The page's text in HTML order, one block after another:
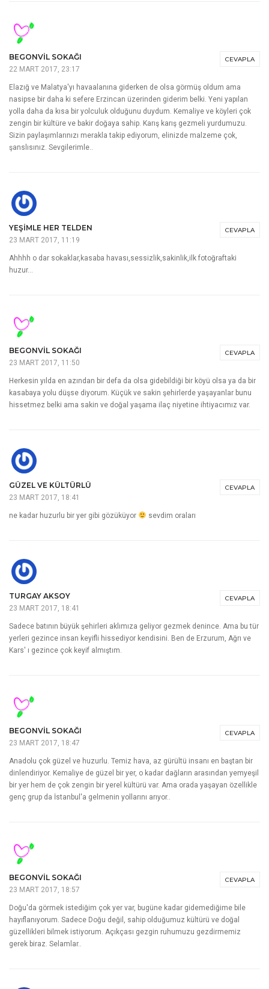
CEVAPLA
BEGONVIL SOKAĞI
22 MART 2017, 23:17
Elazığ ve Malatya'yı havaalanına giderken de olsa görmüş oldum ama
nasipse bir daha ki sefere Erzincan üzerinden giderim belki. Yeni yapılan
yolla daha da kısa bir yolculuk olduğunu duydum. Kemaliye ve köyleri çok
zengin bir kültüre ve bakir doğaya sahip. Karış karış gezmeli yurdumuzu.
Sizin paylaşımlarınızı merakla takip ediyorum, elinizde malzeme çok,
şanslısınız. Sevgilerimle..
CEVAPLA
YEŞIMLE HER TELDEN
23 MART 2017, 11:19
Ahhhh o dar sokaklar,kasaba havası,sessizlik,sakinlik,ilk fotoğraftaki
huzur…
CEVAPLA
BEGONVIL SOKAĞI
23 MART 2017, 11:50
Herkesin yılda en azından bir defa da olsa gidebildiği bir köyü olsa ya da bir
kasabaya yolu düşse diyorum. Küçük ve sakin şehirlerde yaşayanlar bunu
hissetmez belki ama sakin ve doğal yaşama ilaç niyetine ihtiyacımız var.
CEVAPLA
GÜZEL VE KÜLTÜRLÜ
23 MART 2017, 18:41
ne kadar huzurlu bir yer gibi gözüküyor sevdim oraları
CEVAPLA
TURGAY AKSOY
23 MART 2017, 18:41
Sadece batının büyük şehirleri aklımıza geliyor gezmek denince. Ama bu tür
yerleri gezince insan keyifli hissediyor kendisini. Ben de Erzurum, Ağrı ve
Kars' ı gezince çok keyif almıştım.
CEVAPLA
BEGONVIL SOKAĞI
23 MART 2017, 18:47
Anadolu çok güzel ve huzurlu. Temiz hava, az gürültü insanı en baştan bir
dinlendiriyor. Kemaliye de güzel bir yer, o kadar dağların arasından yemyeşil
bir yer hem de çok zengin bir yerel kültürü var. Ama orada yaşayan özellikle
genç grup da İstanbul'a gelmenin yollarını arıyor..
CEVAPLA
BEGONVIL SOKAĞI
23 MART 2017, 18:57
Doğu'da görmek istediğim çok yer var, bugüne kadar gidemediğime bile
hayıflanıyorum. Sadece Doğu değil, sahip olduğumuz kültürü ve doğal
güzellikleri bilmek istiyorum. Açıkçası gezgin ruhumuzu gezdirmemiz
gerek biraz. Selamlar..